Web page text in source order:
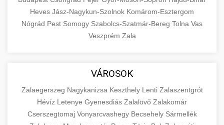
Heves Jász-Nagykun-Szolnok Komárom-Esztergom
Nógrád Pest Somogy Szabolcs-Szatmár-Bereg Tolna Vas
Veszprém Zala
VÁROSOK
Zalaegerszeg Nagykanizsa Keszthely Lenti Zalaszentgrót
Hévíz Letenye Gyenesdiás Zalalövő Zalakomár
Cserszegtomaj Vonyarcvashegy Becsehely Sármellék